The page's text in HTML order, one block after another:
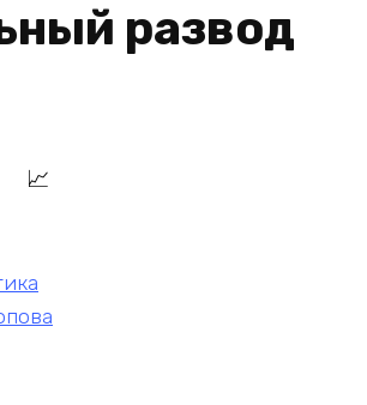
развод